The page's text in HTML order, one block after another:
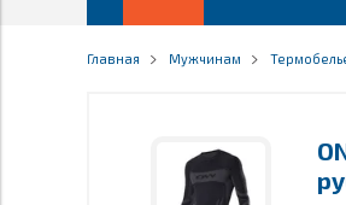
Главная Мужчинам